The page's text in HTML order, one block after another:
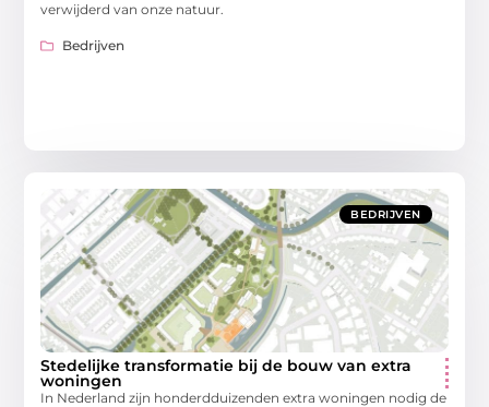
verwijderd van onze natuur.
Bedrijven
BEDRIJVEN
Stedelijke transformatie bij de bouw van extra
woningen
In Nederland zijn honderdduizenden extra woningen nodig de